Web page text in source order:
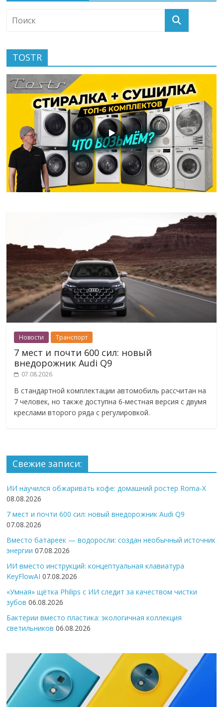
TOSTR
Новости Транспорт
7 мест и почти 600 сил: новый
внедорожник Audi Q9
07.08.2026
В стандартной комплектации автомобиль рассчитан на
7 человек, но также доступна 6-местная версия с двумя
креслами второго ряда с регулировкой.
Свежие записи:
ИИ научился обжаривать кофе: домашний ростер Roma-X
08.08.2026
7 мест и почти 600 сил: новый внедорожник Audi Q9
07.08.2026
Вместо батареек — водоросли: создан необычный источник
энергии 07.08.2026
ИИ вместо инструкций: концептуальная клавиатура
KeyFlowAI 07.08.2026
«Умная» щётка Philips с ИИ следит за качеством чистки
зубов 06.08.2026
Бактерии вместо пластика: экологичная коллекция
светильников 06.08.2026